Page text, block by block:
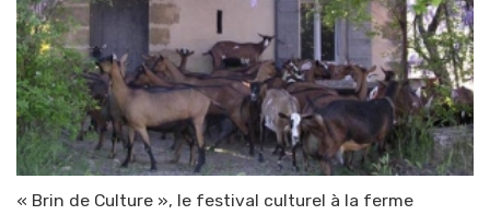
« Brin de Culture », le festival culturel à la ferme